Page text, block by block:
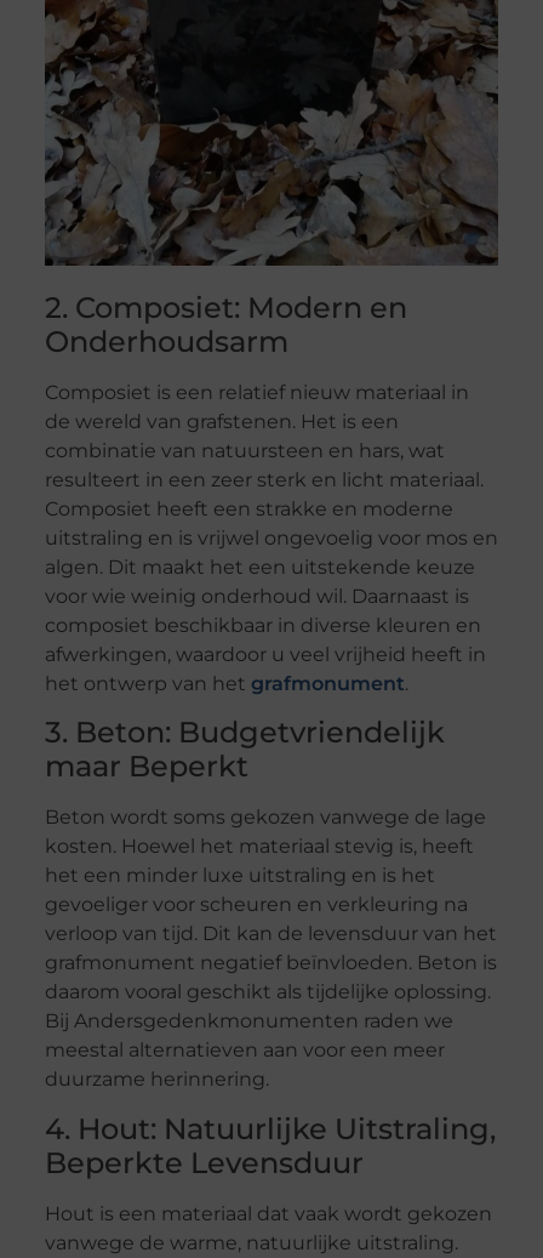
2. Composiet: Modern en
Onderhoudsarm
Composiet is een relatief nieuw materiaal in
de wereld van grafstenen. Het is een
combinatie van natuursteen en hars, wat
resulteert in een zeer sterk en licht materiaal.
Composiet heeft een strakke en moderne
uitstraling en is vrijwel ongevoelig voor mos en
algen. Dit maakt het een uitstekende keuze
voor wie weinig onderhoud wil. Daarnaast is
composiet beschikbaar in diverse kleuren en
afwerkingen, waardoor u veel vrijheid heeft in
het ontwerp van het grafmonument.
3. Beton: Budgetvriendelijk
maar Beperkt
Beton wordt soms gekozen vanwege de lage
kosten. Hoewel het materiaal stevig is, heeft
het een minder luxe uitstraling en is het
gevoeliger voor scheuren en verkleuring na
verloop van tijd. Dit kan de levensduur van het
grafmonument negatief beïnvloeden. Beton is
daarom vooral geschikt als tijdelijke oplossing.
Bij Andersgedenkmonumenten raden we
meestal alternatieven aan voor een meer
duurzame herinnering.
4. Hout: Natuurlijke Uitstraling,
Beperkte Levensduur
Hout is een materiaal dat vaak wordt gekozen
vanwege de warme, natuurlijke uitstraling.